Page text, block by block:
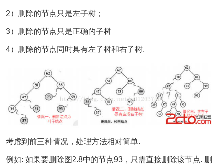
2）删除的节点只是左子树；
3）删除的节点只是正确的子树
4）删除的节点同时具有左子树和右子树.
考虑到前三种情况，处理方法相对简单.
例如: 如果要删除图2.8中的节点93，只需直接删除该节点. 删